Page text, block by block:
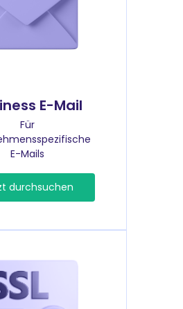
E-Mail
Für
E-Mails
durchsuchen